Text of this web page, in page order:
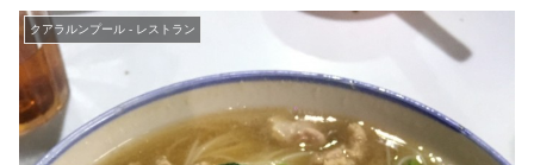
クアラルンプール - レストラン